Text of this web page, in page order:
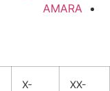
AMARA
X-
XX-